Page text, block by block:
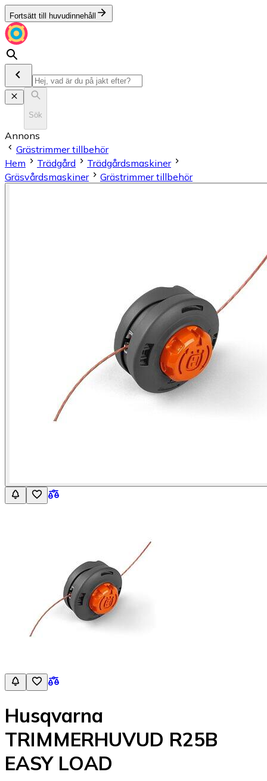
Fortsätt till huvudinnehåll
Sök
Annons
Grästrimmer tillbehör
Hem
Trädgård
Trädgårdsmaskiner
Gräsvårdsmaskiner
Grästrimmer tillbehör
Husqvarna
TRIMMERHUVUD R25B
EASY LOAD